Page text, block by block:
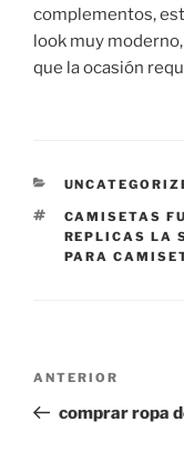
complementos,
look muy moderno,
que la ocasión
CATEGORÍAS
ETIQUETAS
CAMISETAS
REPLICAS LA
PARA
entradas
Entrada
anterior:
ANTERIOR
comprar ropa